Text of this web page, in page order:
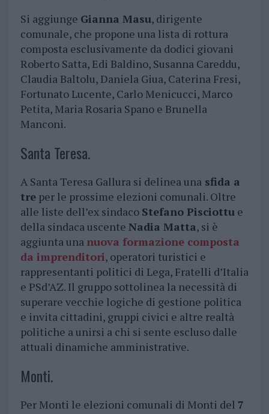
Si aggiunge Gianna Masu, dirigente
comunale, che propone una lista di rottura
composta esclusivamente da dodici giovani
Roberto Satta, Edi Baldino, Susanna Careddu,
Claudia Baltolu, Daniela Giua, Caterina Fresi,
Fortunato Lucente, Carlo Menicucci, Marco
Petita, Maria Rosaria Spano e Brunella
Manconi.
Santa Teresa.
A Santa Teresa Gallura si delinea unasfida a
treper le prossime elezioni comunali. Oltre
alle liste dell’ex sindaco Stefano Pisciottue
della sindaca uscente Nadia Matta, si è
aggiunta una nuova formazionecomposta
da imprenditori, operatori turistici e
rappresentanti politici di Lega, Fratelli d’Italia
e PSd’AZ. Il gruppo sottolinea la necessità di
superare vecchie logiche di gestione politica
e invita cittadini, gruppi civici e altre realtà
politiche a unirsi a chi si sente escluso dalle
attuali dinamiche amministrative.
Monti.
Per Monti le elezioni comunali di Monti del 7